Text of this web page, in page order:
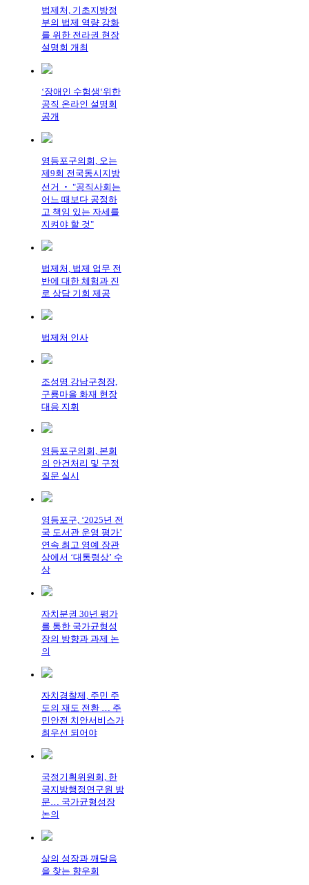
법제처, 기초지방정
부의 법제 역량 강화
를 위한 전라권 현장
설명회 개최
‘장애인 수험생‘위한
공직 온라인 설명회
공개
영등포구의회, 오는
제9회 전국동시지방
선거 ‧ "공직사회는
어느 때보다 공정하
고 책임 있는 자세를
지켜야 할 것"
법제처, 법제 업무 전
반에 대한 체험과 진
로 상담 기회 제공
법제처 인사
조성명 강남구청장,
구룡마을 화재 현장
대응 지휘
영등포구의회, 본회
의 안건처리 및 구정
질문 실시
영등포구, ‘2025년 전
국 도서관 운영 평가’
연속 최고 영예 장관
상에서 ‘대통령상’ 수
상
자치분권 30년 평가
를 통한 국가균형성
장의 방향과 과제 논
의
자치경찰제, 주민 주
도의 재도 전환 … 주
민안전 치안서비스가
최우선 되어야
국정기획위원회, 한
국지방행정연구원 방
문… 국가균형성장
논의
삶의 성장과 깨달음
을 찾는 향우회